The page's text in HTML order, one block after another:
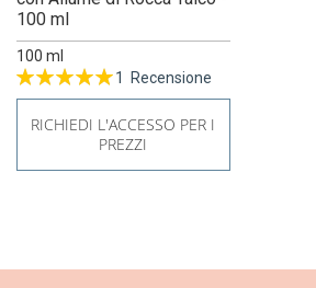
100 ml
100 ml
Valutazione:
1 Recensione
RICHIEDI L'ACCESSO PER I
PREZZI